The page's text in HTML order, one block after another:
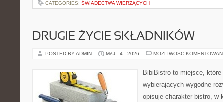
CATEGORIES: ŚWIADECTWA WIERZĄCYCH
DRUGIE ŻYCIE SKŁADNIKÓW
POSTED BY ADMIN MAJ - 4 - 2026 MOŻLIWOŚĆ
BibiBistro to miejsce,
wybierających wygodne
opisuje charakter bistro, w